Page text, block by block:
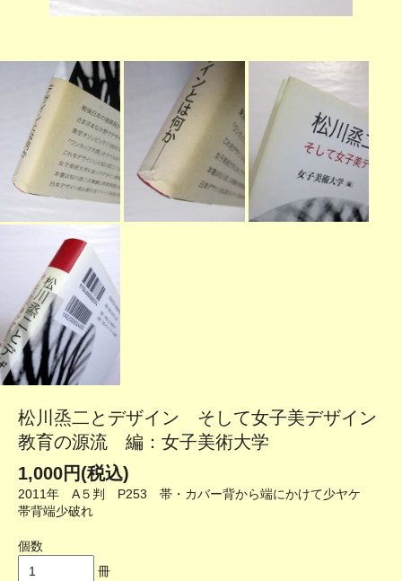
松川烝二とデザイン そして女子美デザイン
教育の源流 編：女子美術大学
1,000円(税込)
2011年 A５判 P253 帯・カバー背から端にかけて少ヤケ
帯背端少破れ
個数
冊